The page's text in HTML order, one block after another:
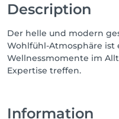
Description
Der helle und modern
Wohlfühl-Atmosphäre ist
Wellnessmomente im
Expertise treffen.
Information